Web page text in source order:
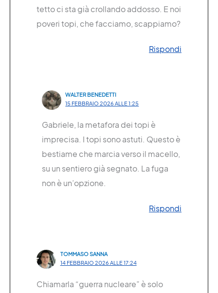
tetto ci sta già crollando addosso. E noi
poveri topi, che facciamo, scappiamo?
Rispondi
WALTER BENEDETTI
15 FEBBRAIO 2026 ALLE 1:25
Gabriele, la metafora dei topi è
imprecisa. I topi sono astuti. Questo è
bestiame che marcia verso il macello,
su un sentiero già segnato. La fuga
non è un’opzione.
Rispondi
TOMMASO SANNA
14 FEBBRAIO 2026 ALLE 17:24
Chiamarla “guerra nucleare” è solo